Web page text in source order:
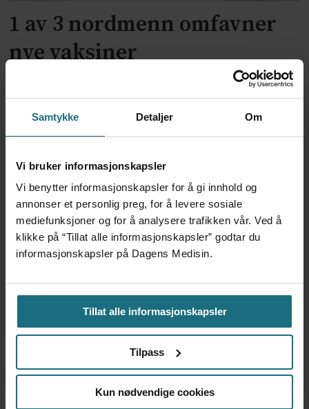
Samtykke Detaljer Om
Vi bruker informasjonskapsler
Vi benytter informasjonskapsler for å gi innhold og
annonser et personlig preg, for å levere sosiale
mediefunksjoner og for å analysere trafikken vår. Ved å
klikke på “Tillat alle informasjonskapsler” godtar du
informasjonskapsler på Dagens Medisin.
Tillat alle informasjonskapsler
Tilpass
Kun nødvendige cookies
1 av 3 nordmenn omfavner
nye vaksiner
ANNONSE KUN FOR HELSEPERSONELL
ANNONSE KUN FOR HELSEPERSONELL
ANNONSE KUN FOR HELSEPERSONELL
Ansvarlig redaktør: Martin Gray
Tips oss:
tips@dagensmedisin.no
debatt@dagensmedisin.no